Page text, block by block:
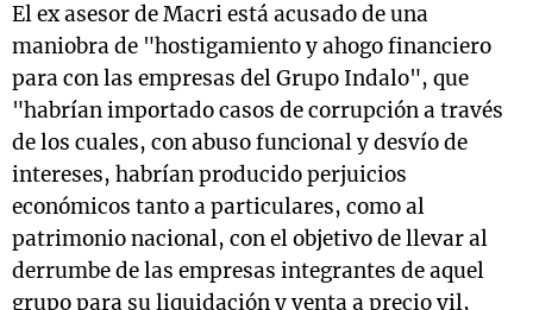
El ex asesor de Macri está acusado de una
maniobra de "hostigamiento y ahogo financiero
para con las empresas del Grupo Indalo", que
"habrían importado casos de corrupción a través
de los cuales, con abuso funcional y desvío de
intereses, habrían producido perjuicios
económicos tanto a particulares, como al
patrimonio nacional, con el objetivo de llevar al
derrumbe de las empresas integrantes de aquel
grupo para su liquidación y venta a precio vil,